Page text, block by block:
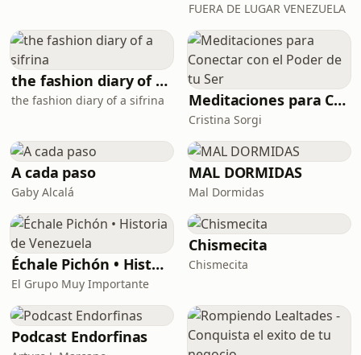
FUERA DE LUGAR VENEZUELA
the fashion diary of a sifrina
the fashion diary of a sifrina Meditaciones para Conectar con el Poder de tu Ser
Cristina Sorgi
A cada paso
Gaby Alcalá
MAL DORMIDAS
Mal Dormidas
Échale Pichón • Historia de Venezuela
El Grupo Muy Importante
Chismecita
Chismecita
Podcast Endorfinas